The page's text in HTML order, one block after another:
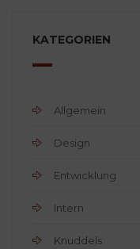
KATEGORIEN
Allgemein
Design
Entwicklung
Intern
Knuddels